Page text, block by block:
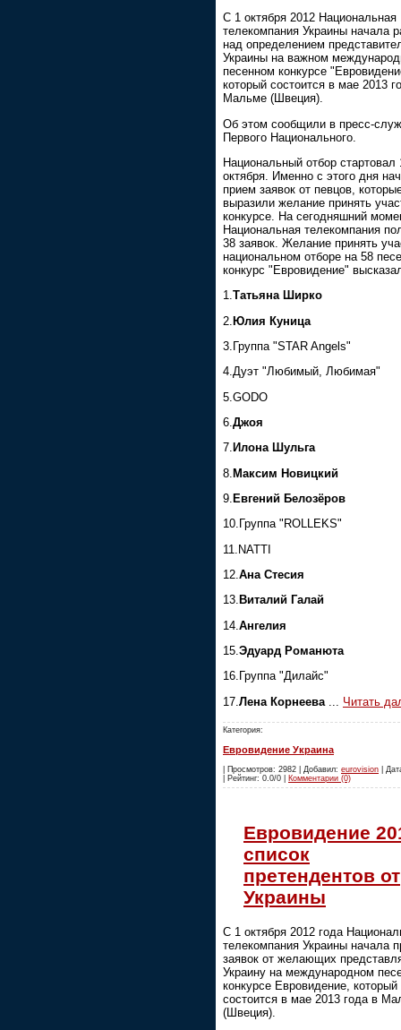
С 1 октября 2012 Национальная
телекомпания Украины начала
над определением
Украины на важном
песенном конкурсе
который состоится в мае 2013
Мальме (Швеция).
Об этом сообщили в пресс-
Первого Национального.
Национальный отбор стартовал
октября. Именно с этого дня
прием заявок от певцов,
выразили желание принять
конкурсе. На сегодняшний
Национальная телекомпания
38 заявок. Желание принять
национальном отборе на 58
конкурс "Евровидение"
1.Татьяна Ширко
2. Юлия Куница
3.Группа "STAR Angels"
4.Дуэт "Любимый, Любимая"
5.GODO
6. Джоя
7. Илона Шульга
8. Максим Новицкий
9. Евгений Белозёров
10.Группа "ROLLEKS"
11.NATTI
12. Ана Стесия
13. Виталий Галай
14. Ангелия
15. Эдуард Романюта
16.Группа "Дилайс"
17. Лена Корнеева Читать
Категория:
Евровидение Украина
| Просмотров: 2982 | Добавил: eurovision |
| Рейтинг: 0.0/0 | Комментарии (0)
Евровидение
список
претендентов от
Украины
С 1 октября 2012 года
телекомпания Украины начала
заявок от желающих
Украину на международном
конкурсе Евровидение, который
состоится в мае 2013 года в
(Швеция).